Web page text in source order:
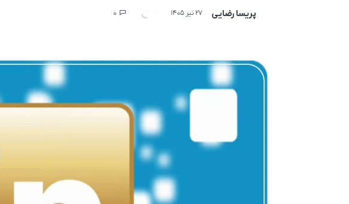
پریسا رضایی 27 تیر 1405